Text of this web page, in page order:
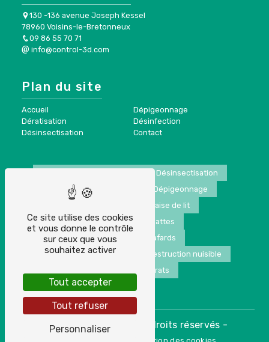
130 -136 avenue Joseph Kessel
78960 Voisins-le-Bretonneux
09 86 55 70 71
info@control-3d.com
Plan du site
Accueil
Dératisation
Désinsectisation
Dépigeonnage
Désinfection
Contact
Désinsectisation
Traitement anti pigeon
Dépigeonnage
Punaise de lit
Extermination de blattes
Extermination de cafards
Extermination de frelons
Destruction nuisible
Extermination de rats
Vistalid - 2026 - Tous droits réservés -
Ce site utilise des cookies
et vous donne le contrôle
sur ceux que vous
souhaitez activer
Tout accepter
Tout refuser
Personnaliser